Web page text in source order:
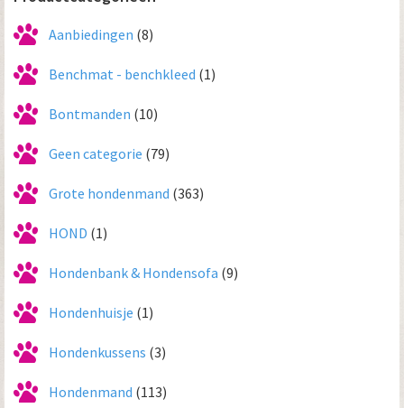
Aanbiedingen (8)
Benchmat - benchkleed (1)
Bontmanden (10)
Geen categorie (79)
Grote hondenmand (363)
HOND (1)
Hondenbank & Hondensofa (9)
Hondenhuisje (1)
Hondenkussens (3)
Hondenmand (113)